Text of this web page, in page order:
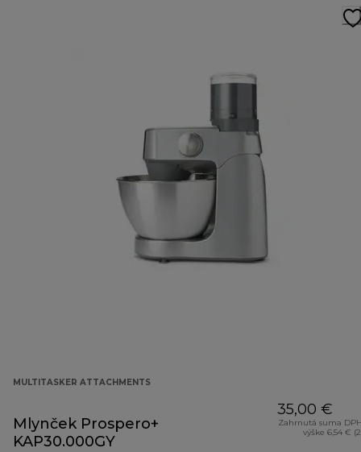
MULTITASKER ATTACHMENTS
Mlynček Prospero+
KAP30.000GY
35,00 €
Zahrnutá suma
výške 6,54 €